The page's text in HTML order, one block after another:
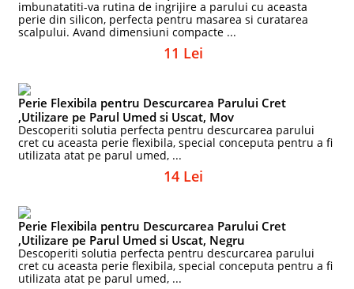
imbunatatiti-va rutina de ingrijire a parului cu aceasta
perie din silicon, perfecta pentru masarea si curatarea
scalpului. Avand dimensiuni compacte ...
11 Lei
Perie Flexibila pentru Descurcarea Parului Cret
,Utilizare pe Parul Umed si Uscat, Mov
Descoperiti solutia perfecta pentru descurcarea parului
cret cu aceasta perie flexibila, special conceputa pentru a fi
utilizata atat pe parul umed, ...
14 Lei
Perie Flexibila pentru Descurcarea Parului Cret
,Utilizare pe Parul Umed si Uscat, Negru
Descoperiti solutia perfecta pentru descurcarea parului
cret cu aceasta perie flexibila, special conceputa pentru a fi
utilizata atat pe parul umed, ...